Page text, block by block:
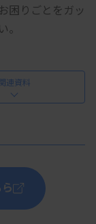
困りごとをガッ
連資料